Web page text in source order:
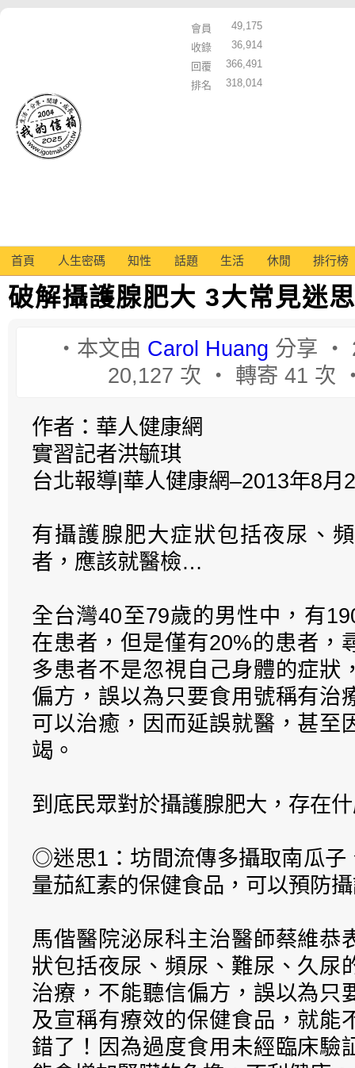
會員
49,175
收錄
36,914
回覆
366,491
排名
318,014
首頁 人生密碼 知性 話題 生活 休閒 排行榜
破解攝護腺肥大 3大常見迷思
‧本文由 Carol Huang 分享 ‧
20,127 次 ‧ 轉寄 41 次
作者：華人健康網
實習記者洪毓琪
台北報導|華人健康網–2013年8月
有攝護腺肥大症狀包括夜尿、
者，應該就醫檢…
全台灣40至79歲的男性中，有
在患者，但是僅有20%的患者，
多患者不是忽視自己身體的症狀
偏方，誤以為只要食用號稱有治
可以治癒，因而延誤就醫，甚至
竭。
到底民眾對於攝護腺肥大，存在
◎迷思1：坊間流傳多攝取南瓜子
量茄紅素的保健食品，可以預防
馬偕醫院泌尿科主治醫師蔡維恭
狀包括夜尿、頻尿、難尿、久尿
治療，不能聽信偏方，誤以為只
及宣稱有療效的保健食品，就能
錯了！因為過度食用未經臨床驗